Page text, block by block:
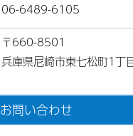
06-6489-6105
〒660-8501
兵庫県尼崎市東七松町1
お問い合わせ